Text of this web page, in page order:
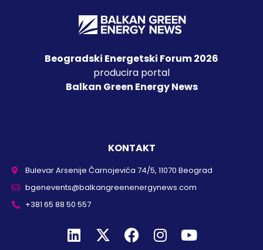
Beogradski Energetski Forum 2026
producira portal
Balkan Green Energy News
KONTAKT
Bulevar Arsenije Čarnojevića 74/5, 11070 Beograd
bgenevents@balkangreenenergynews.com
+381 65 88 50 557